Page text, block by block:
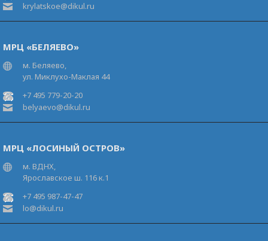
krylatskoe@dikul.ru
МРЦ «БЕЛЯЕВО»
м. Беляево,
ул. Миклухо-Маклая 44
+7 495 779-20-20
belyaevo@dikul.ru
МРЦ «ЛОСИНЫЙ ОСТРОВ»
м. ВДНХ,
Ярославское ш. 116 к.1
+7 495 987-47-47
lo@dikul.ru